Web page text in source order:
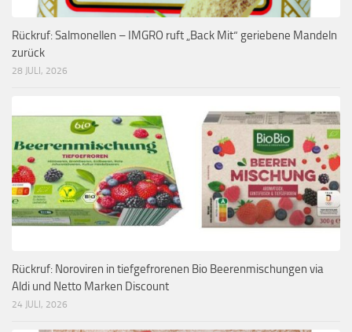
Rückruf: Salmonellen – IMGRO ruft „Back Mit“ geriebene Mandeln
zurück
28 JULI, 2026
Rückruf: Noroviren in tiefgefrorenen Bio Beerenmischungen via
Aldi und Netto Marken Discount
24 JULI, 2026